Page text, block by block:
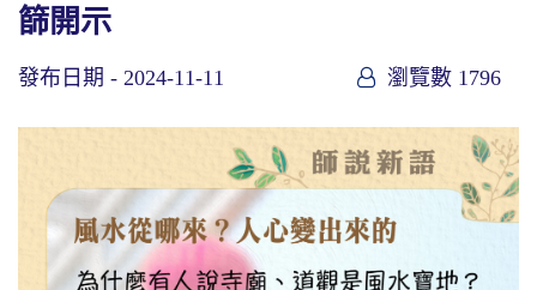
篩開示
發布日期 - 2024-11-11 瀏覽數 1796